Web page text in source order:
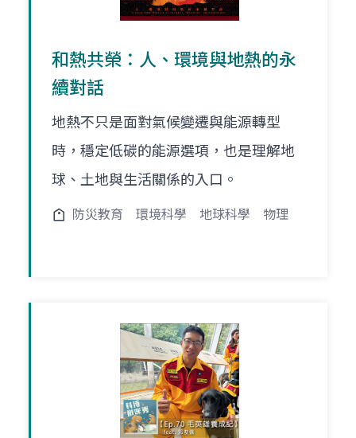
和熱共榮：人、環境與地熱的永
續對話
地熱不只是面對氣候變遷與能源轉型
時，穩定低碳的能源選項，也是理解地
球、土地與生活關係的入口。
防災教育 環境科學 地球科學 物理